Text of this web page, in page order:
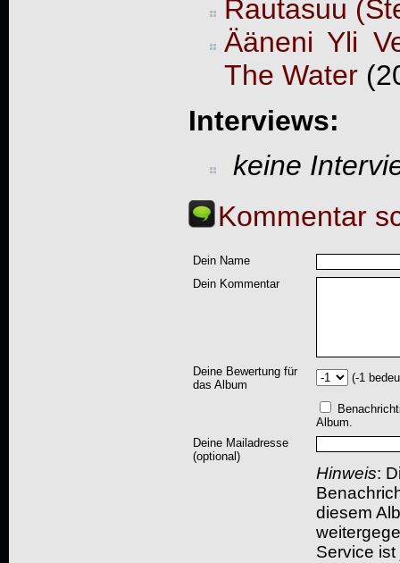
Rautasuu
Ääneni Yli
The Water
Interviews:
keine
Kommentar
Dein Name
Dein Kommentar
Deine Bewertung für
das Album
(-1
Album.
Deine Mailadresse
(optional)
Hinweis:
diesem
Service